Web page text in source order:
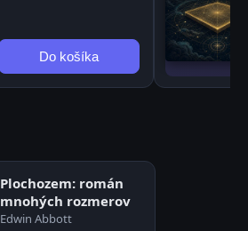
Do košíka
Plochozem: román
mnohých rozmerov
Edwin Abbott